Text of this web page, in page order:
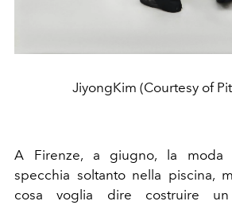
JiyongKim (Courtesy of
A Firenze, a giugno, la moda
specchia soltanto nella piscina,
cosa voglia dire costruire